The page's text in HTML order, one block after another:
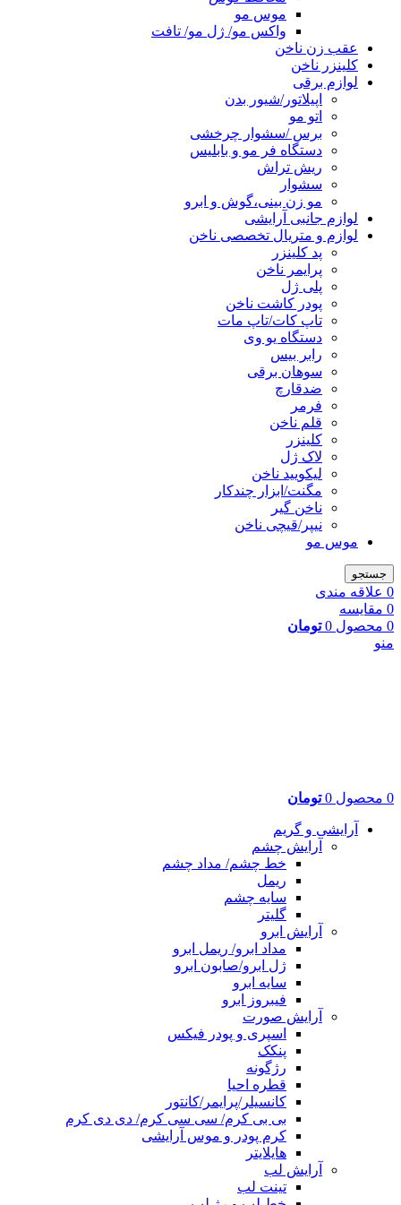
موس مو
واکس مو/ ژل مو/ تافت
عقب زن ناخن
کلینزر ناخن
لوازم برقی
اپیلاتور/شیور بدن
اتو مو
برس /سشوار چرخشی
دستگاه فر مو و بابلیس
ریش تراش
سشوار
مو زن بینی،گوش و ابرو
لوازم جانبی آرایشی
لوازم و متریال تخصصی ناخن
پد کلینزر
پرایمر ناخن
پلی ژل
پودر کاشت ناخن
تاپ کات/تاپ مات
دستگاه یو وی
رابر بیس
سوهان برقی
ضدقارچ
فرمر
قلم ناخن
کلینزر
لاک ژل
لیکوييد ناخن
مگنت/ابزار چندکار
ناخن گیر
نیپر/قیچی ناخن
موس مو
جستجو
0 علاقه مندی
0 مقایسه
0 محصول 0 تومان
منو
0 محصول 0 تومان
آرایشی و گریم
آرایش چشم
خط چشم/ مداد چشم
ریمل
سایه چشم
گلیتر
آرایش ابرو
مداد ابرو/ ریمل ابرو
ژل ابرو/صابون ابرو
سایه ابرو
فیبروز ابرو
آرایش صورت
اسپری و پودر فیکس
پنکک
رژگونه
قطره احیا
کانسیلر/پرایمر/کانتور
بی بی کرم/ سی سی کرم/ دی دی کرم
کرم پودر و موس آرایشی
هایلایتر
آرایش لب
تینت لب